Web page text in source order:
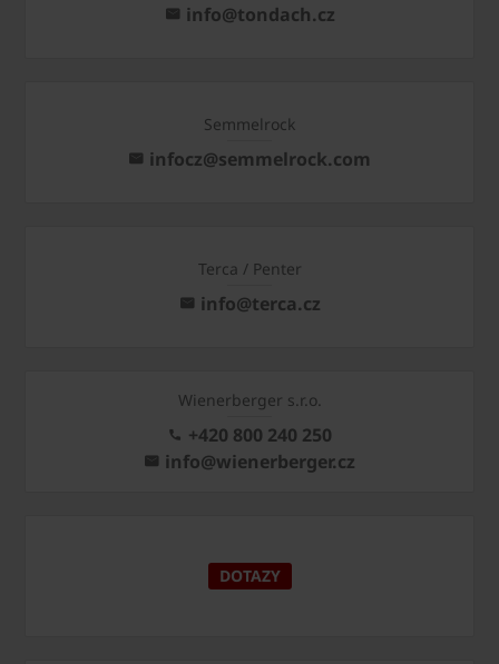
info@tondach.cz
Semmelrock
infocz@semmelrock.com
Terca / Penter
info@terca.cz
Wienerberger s.r.o.
+420 800 240 250
info@wienerberger.cz
DOTAZY